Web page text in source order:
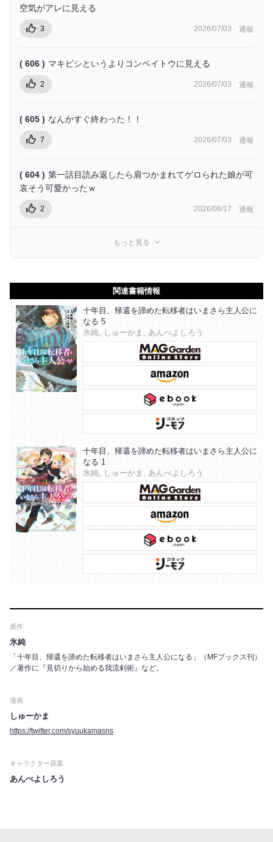
空気がアレに見える
3 2026/07/03 通報
( 606 ) マキビシというよりコンペイトウに見える
2 2026/07/03 通報
( 605 ) なんかすぐ終わった！！
7 2026/07/03 通報
( 604 ) 第一話目読み返したら肩つかまれてゲロられた娘が可
哀そう可愛かったｗ
2 2026/06/17 通報
もっと見る
関連書籍情報
十年目、帰還を諦めた転移者はいまさら主人公に
なる 5
氷純, しゅーかま, あんべよしろう
十年目、帰還を諦めた転移者はいまさら主人公に
なる 1
氷純, しゅーかま, あんべよしろう
原作
氷純
「十年目、帰還を諦めた転移者はいまさら主人公になる」（MFブックス刊）
／著作に『見切りから始める我流剣術』など。
漫画
しゅーかま
https://twitter.com/syuukamasns
キャラクター原案
あんべよしろう